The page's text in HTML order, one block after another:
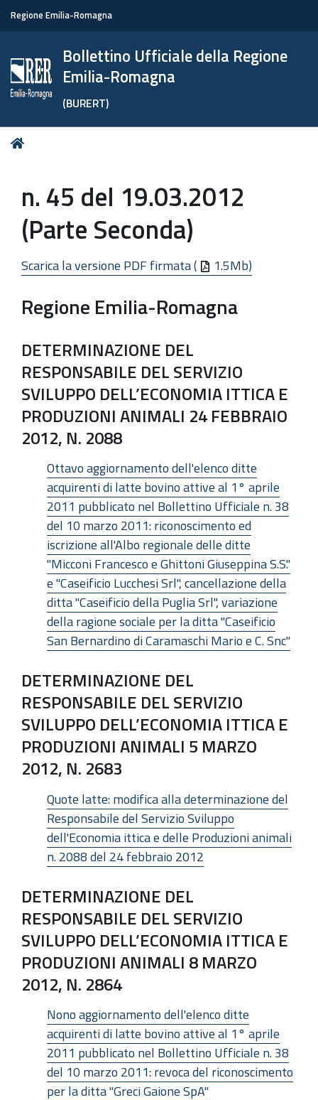
Regione Emilia-Romagna
Bollettino Ufficiale della Regione
Emilia-Romagna
(BURERT)
Tu
n. 45 del 19.03.2012
(Parte Seconda)
Scarica la versione PDF firmata ( 1.5Mb)
Regione Emilia-Romagna
DETERMINAZIONE DEL
RESPONSABILE DEL SERVIZIO
SVILUPPO DELL’ECONOMIA ITTICA E
PRODUZIONI ANIMALI 24 FEBBRAIO
2012, N. 2088
Ottavo aggiornamento dell'elenco ditte
acquirenti di latte bovino attive al 1° aprile
2011 pubblicato nel Bollettino Ufficiale n. 38
del 10 marzo 2011: riconoscimento ed
iscrizione all'Albo regionale delle ditte
"Micconi Francesco e Ghittoni Giuseppina S.S."
e "Caseificio Lucchesi Srl", cancellazione della
ditta "Caseificio della Puglia Srl", variazione
della ragione sociale per la ditta "Caseificio
San Bernardino di Caramaschi Mario e C. Snc"
DETERMINAZIONE DEL
RESPONSABILE DEL SERVIZIO
SVILUPPO DELL’ECONOMIA ITTICA E
PRODUZIONI ANIMALI 5 MARZO
2012, N. 2683
Quote latte: modifica alla determinazione del
Responsabile del Servizio Sviluppo
dell'Economia ittica e delle Produzioni animali
n. 2088 del 24 febbraio 2012
DETERMINAZIONE DEL
RESPONSABILE DEL SERVIZIO
SVILUPPO DELL’ECONOMIA ITTICA E
PRODUZIONI ANIMALI 8 MARZO
2012, N. 2864
Nono aggiornamento dell'elenco ditte
acquirenti di latte bovino attive al 1° aprile
2011 pubblicato nel Bollettino Ufficiale n. 38
del 10 marzo 2011: revoca del riconoscimento
per la ditta "Greci Gaione SpA"